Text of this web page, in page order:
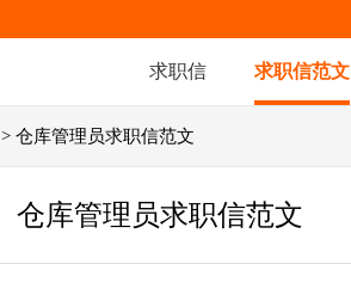
求职信 求职信范文
> 仓库管理员求职信范文
仓库管理员求职信范文